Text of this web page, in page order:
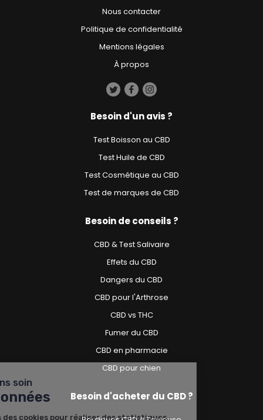
Nous contacter
Politique de confidentialité
Mentions légales
À propos
Besoin d'un avis ?
Test Boisson au CBD
Test Huile de CBD
Test Cosmétique au CBD
Test de marques de CBD
Besoin de conseils ?
CBD & Test Salivaire
Effets du CBD
Dangers du CBD
CBD pour l'Arthrose
CBD vs THC
Fumer du CBD
CBD en pharmacie
CBD pour chien
Besoin d'acheter du CBD ?
Nous prenons soin
de vos données
Nous utilisons des cookies pour